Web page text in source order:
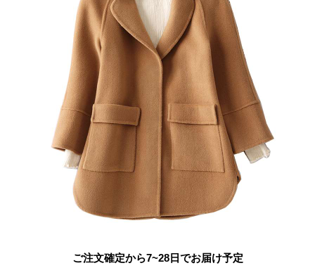
ご注文確定から7~28日でお届け予定